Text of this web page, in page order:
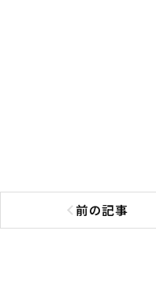
前の記事
前の記事へ